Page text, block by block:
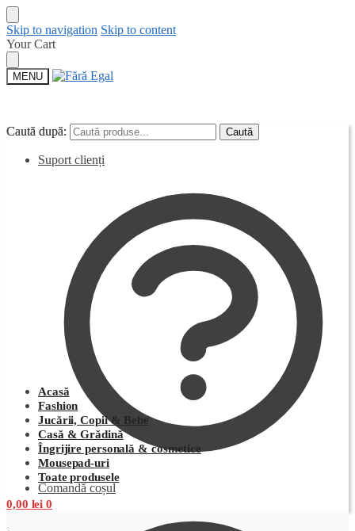
Skip to navigation Skip to content
Your Cart
MENU
Caută după: Caută
Suport clienți
Comandă coșul
Caută după: Caută
Acasă
Fashion
Jucării, Copii & Bebe
Casă & Grădină
Îngrijire personală & cosmetice
Mousepad-uri
Toate produsele
0,00 lei 0